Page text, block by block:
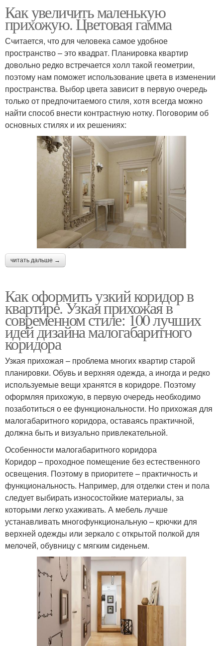
Как увеличить маленькую
прихожую. Цветовая гамма
Считается, что для человека самое удобное
пространство – это квадрат. Планировка квартир
довольно редко встречается холл такой геометрии,
поэтому нам поможет использование цвета в изменении
пространства. Выбор цвета зависит в первую очередь
только от предпочитаемого стиля, хотя всегда можно
найти способ внести контрастную нотку. Поговорим об
основных стилях и их решениях:
читать дальше →
Как оформить узкий коридор в
квартире. Узкая прихожая в
современном стиле: 100 лучших
идей дизайна малогабаритного
коридора
Узкая прихожая – проблема многих квартир старой
планировки. Обувь и верхняя одежда, а иногда и редко
используемые вещи хранятся в коридоре. Поэтому
оформляя прихожую, в первую очередь необходимо
позаботиться о ее функциональности. Но прихожая для
малогабаритного коридора, оставаясь практичной,
должна быть и визуально привлекательной.
Особенности малогабаритного коридора
Коридор – проходное помещение без естественного
освещения. Поэтому в приоритете – практичность и
функциональность. Например, для отделки стен и пола
следует выбирать износостойкие материалы, за
которыми легко ухаживать. А мебель лучше
устанавливать многофункциональную – крючки для
верхней одежды или зеркало с открытой полкой для
мелочей, обувницу с мягким сиденьем.